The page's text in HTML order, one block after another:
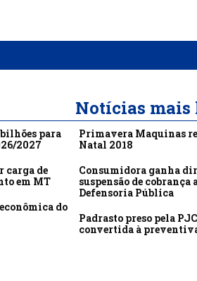
para
2027
carga de
em MT
do
Notícias mais
Primavera Maquinas
Natal 2018
Consumidora ganha
suspensão de
Defensoria Pública
Padrasto preso pela
convertida à